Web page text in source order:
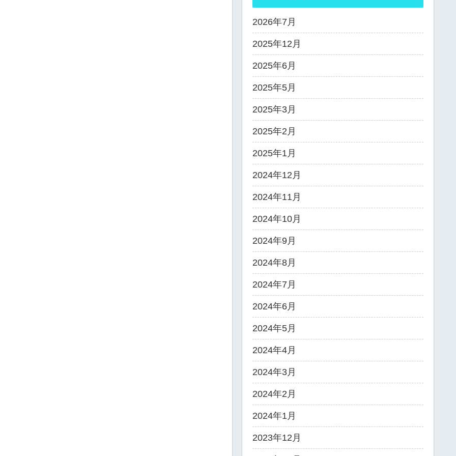
2026年7月
2025年12月
2025年6月
2025年5月
2025年3月
2025年2月
2025年1月
2024年12月
2024年11月
2024年10月
2024年9月
2024年8月
2024年7月
2024年6月
2024年5月
2024年4月
2024年3月
2024年2月
2024年1月
2023年12月